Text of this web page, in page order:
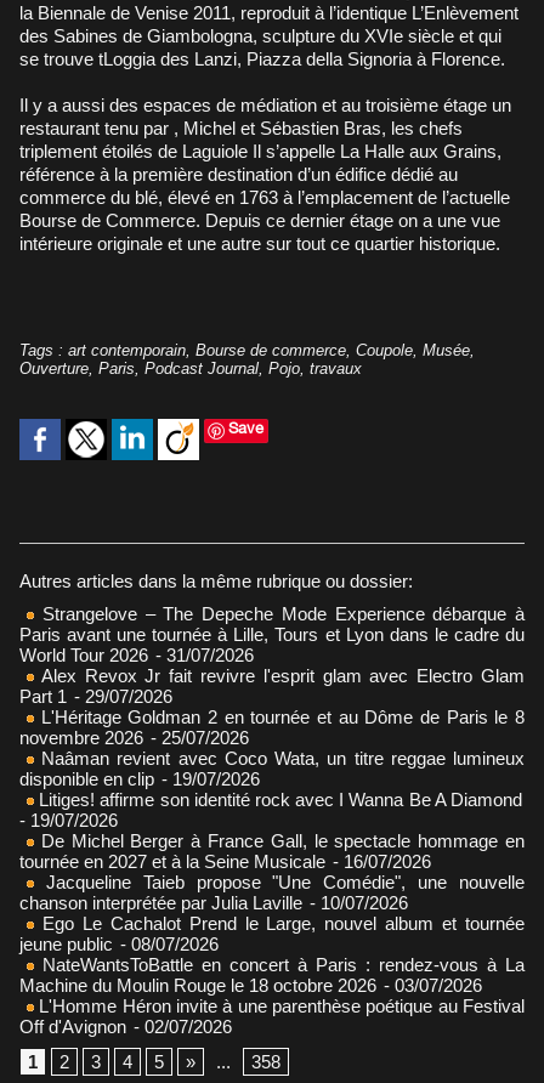
la Biennale de Venise 2011, reproduit à l’identique L’Enlèvement
des Sabines de Giambologna, sculpture du XVIe siècle et qui
se trouve tLoggia des Lanzi, Piazza della Signoria à Florence.
Il y a aussi des espaces de médiation et au troisième étage un
restaurant tenu par , Michel et Sébastien Bras, les chefs
triplement étoilés de Laguiole Il s’appelle La Halle aux Grains,
référence à la première destination d’un édifice dédié au
commerce du blé, élevé en 1763 à l’emplacement de l’actuelle
Bourse de Commerce. Depuis ce dernier étage on a une vue
intérieure originale et une autre sur tout ce quartier historique.
Tags : art contemporain Bourse de commerce Coupole Musée
Ouverture Paris Podcast Journal Pojo travaux
Save
Autres articles dans la même rubrique ou dossier:
Strangelove – The Depeche Mode Experience débarque à
Paris avant une tournée à Lille, Tours et Lyon dans le cadre du
World Tour 2026 - 31/07/2026
Alex Revox Jr fait revivre l'esprit glam avec Electro Glam
Part 1 - 29/07/2026
L'Héritage Goldman 2 en tournée et au Dôme de Paris le 8
novembre 2026 - 25/07/2026
Naâman revient avec Coco Wata, un titre reggae lumineux
disponible en clip - 19/07/2026
Litiges! affirme son identité rock avec I Wanna Be A Diamond
- 19/07/2026
De Michel Berger à France Gall, le spectacle hommage en
tournée en 2027 et à la Seine Musicale - 16/07/2026
Jacqueline Taieb propose "Une Comédie", une nouvelle
chanson interprétée par Julia Laville - 10/07/2026
Ego Le Cachalot Prend le Large, nouvel album et tournée
jeune public - 08/07/2026
NateWantsToBattle en concert à Paris : rendez-vous à La
Machine du Moulin Rouge le 18 octobre 2026 - 03/07/2026
L'Homme Héron invite à une parenthèse poétique au Festival
Off d'Avignon - 02/07/2026
1
2 3 4 5 » ... 358